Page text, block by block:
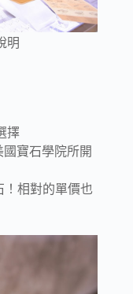
明
擇
國寶石學院所開
相對的單價也